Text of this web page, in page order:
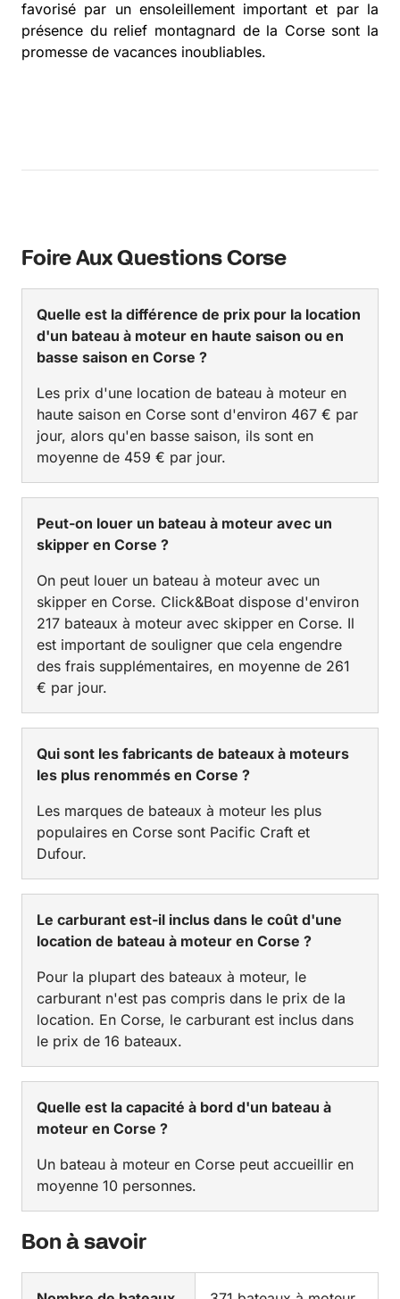
favorisé par un ensoleillement important et par la
présence du relief montagnard de la Corse sont la
promesse de vacances inoubliables.
Foire Aux Questions Corse
Quelle est la différence de prix pour la location
d'un bateau à moteur en haute saison ou en
basse saison en Corse ?
Les prix d'une location de bateau à moteur en
haute saison en Corse sont d'environ 467 € par
jour, alors qu'en basse saison, ils sont en
moyenne de 459 € par jour.
Peut-on louer un bateau à moteur avec un
skipper en Corse ?
On peut louer un bateau à moteur avec un
skipper en Corse. Click&Boat dispose d'environ
217 bateaux à moteur avec skipper en Corse. Il
est important de souligner que cela engendre
des frais supplémentaires, en moyenne de 261
€ par jour.
Qui sont les fabricants de bateaux à moteurs
les plus renommés en Corse ?
Les marques de bateaux à moteur les plus
populaires en Corse sont Pacific Craft et
Dufour.
Le carburant est-il inclus dans le coût d'une
location de bateau à moteur en Corse ?
Pour la plupart des bateaux à moteur, le
carburant n'est pas compris dans le prix de la
location. En Corse, le carburant est inclus dans
le prix de 16 bateaux.
Quelle est la capacité à bord d'un bateau à
moteur en Corse ?
Un bateau à moteur en Corse peut accueillir en
moyenne 10 personnes.
Bon à savoir